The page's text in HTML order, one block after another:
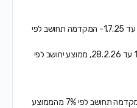
עסק שנפתח בתקופה מה-1.1.25 עד 1.7.25- המקדמה תחושב לפי
שוטפות שדווחו למע"מ מה-1.7.25 עד 28.2.26, ממוצע יחושב לפי
עסק שנפתח לאחר ה-1.7.25- המקדמה תחושב לפי 7% מהממוצע